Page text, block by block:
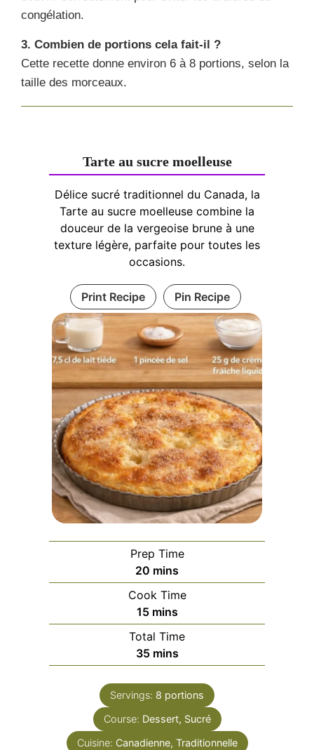
congélation.
3. Combien de portions cela fait-il ?
Cette recette donne environ 6 à 8 portions, selon la
taille des morceaux.
Tarte au sucre moelleuse
Délice sucré traditionnel du Canada, la
Tarte au sucre moelleuse combine la
douceur de la vergeoise brune à une
texture légère, parfaite pour toutes les
occasions.
Print Recipe Pin Recipe
Prep Time
20 minutes
mins
Cook Time
15minutes
mins
Total Time
35minutes
mins
Servings: 8 portions
Course: Dessert, Sucré
Cuisine: Canadienne, Traditionnelle